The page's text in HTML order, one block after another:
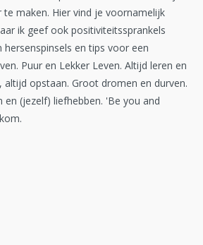
maken. Hier vind je voornamelijk
ik geef ook positiviteitssprankels
hersenspinsels en tips voor een
Puur en Lekker Leven. Altijd leren en
altijd opstaan. Groot dromen en durven.
en (jezelf) liefhebben. 'Be you and